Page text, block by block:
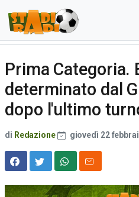
Prima Categoria.
determinato dal
dopo l'ultimo
di Redazione giovedì 22